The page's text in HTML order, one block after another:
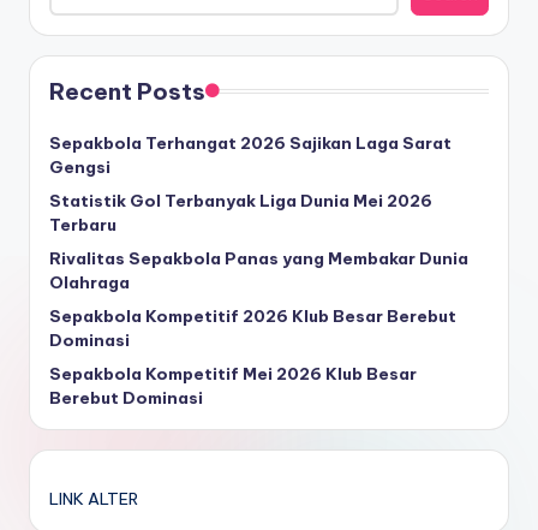
Recent Posts
Sepakbola Terhangat 2026 Sajikan Laga Sarat
Gengsi
Statistik Gol Terbanyak Liga Dunia Mei 2026
Terbaru
Rivalitas Sepakbola Panas yang Membakar Dunia
Olahraga
Sepakbola Kompetitif 2026 Klub Besar Berebut
Dominasi
Sepakbola Kompetitif Mei 2026 Klub Besar
Berebut Dominasi
LINK ALTER